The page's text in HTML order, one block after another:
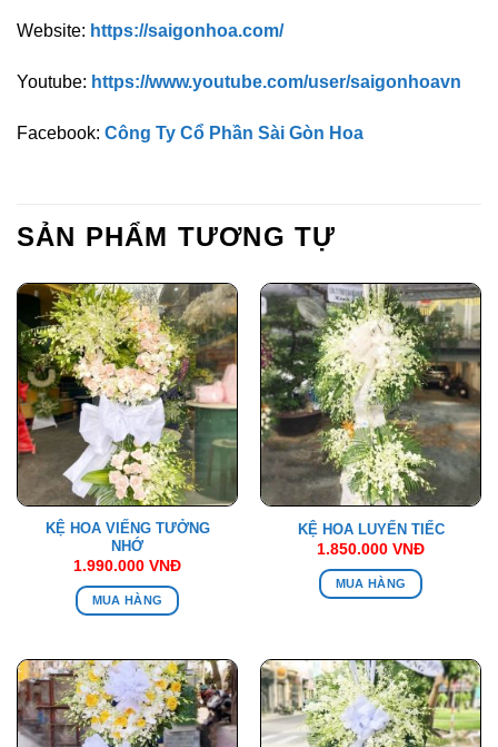
Website: https://saigonhoa.com/
Youtube: https://www.youtube.com/user/saigonhoavn
Facebook: Công Ty Cổ Phần Sài Gòn Hoa
SẢN PHẨM TƯƠNG TỰ
KỆ HOA VIẾNG TƯỞNG
NHỚ
1.990.000 VNĐ
MUA HÀNG
KỆ HOA LUYẾN TIẾC
1.850.000 VNĐ
MUA HÀNG